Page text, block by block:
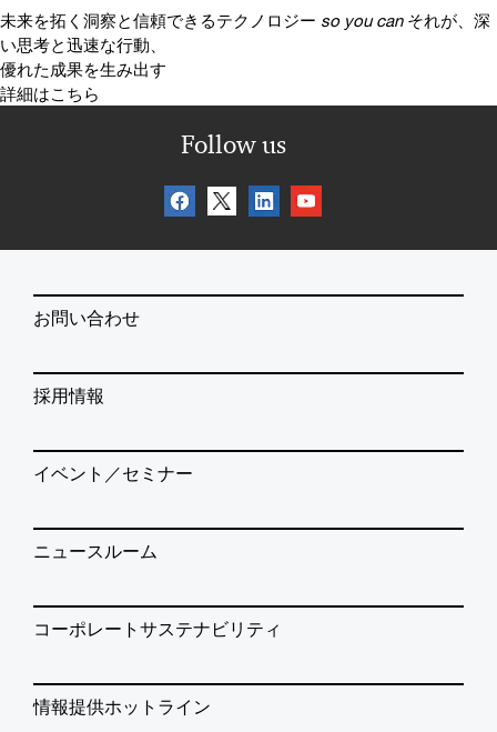
未来を拓く洞察と信頼できるテクノロジー so you can それが、深
い思考と迅速な行動、
優れた成果を生み出す
詳細はこちら
Follow us
お問い合わせ
採用情報
イベント／セミナー
ニュースルーム
コーポレートサステナビリティ
情報提供ホットライン